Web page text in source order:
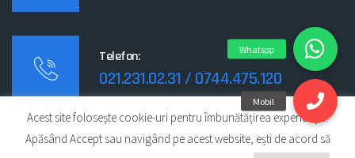
Telefon:
021.231.02.31 / 0744.475.120
Acest site folosește cookie-uri pentru îmbunătățirea experienței.
Apăsând Accept sau navigând pe acest website, ești de acord să